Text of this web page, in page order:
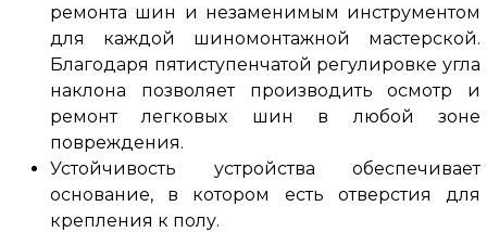
ремонта шин и незаменимым инструментом
для каждой шиномонтажной мастерской.
Благодаря пятиступенчатой ​​регулировке угла
наклона позволяет производить осмотр и
ремонт легковых шин в любой зоне
повреждения.
Устойчивость устройства обеспечивает
основание, в котором есть отверстия для
крепления к полу.